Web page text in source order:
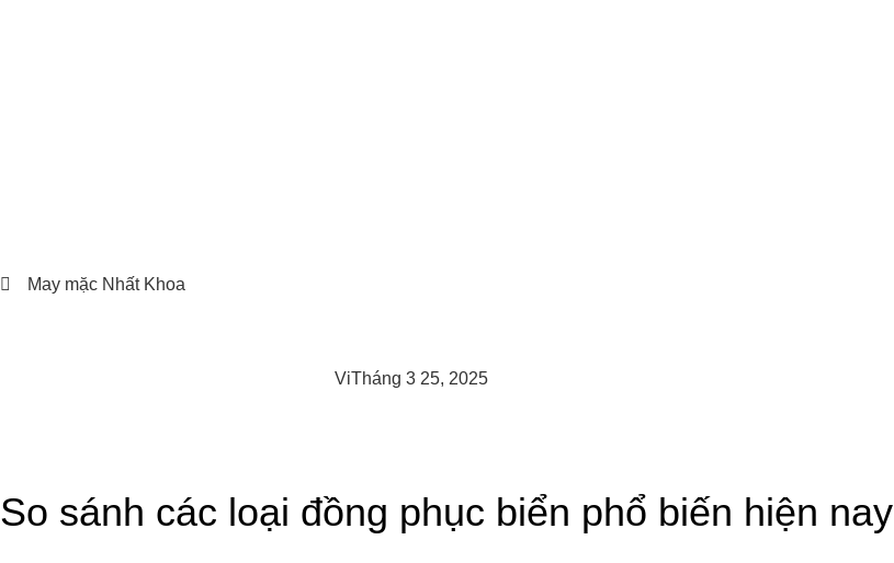
May mặc Nhất Khoa
ViTháng 3 25, 2025
So sánh các loại đồng phục biển phổ biến hiện nay